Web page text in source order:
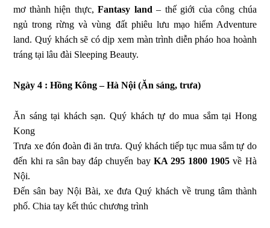
mơ thành hiện thực,Fantasy land – thế giới của công chúa
ngủ trong rừng và vùng đất phiêu lưu mạo hiểm Adventure
land. Quý khách sẽ có dịp xem màn trình diễn pháo hoa hoành
tráng tại lâu đài Sleeping Beauty.
Ngày 4 : Hồng Kông – Hà Nội (Ăn sáng, trưa)
Ăn sáng tại khách sạn. Quý khách tự do mua sắm tại Hong
Kong
Trưa xe đón đoàn đi ăn trưa. Quý khách tiếp tục mua sắm tự do
đến khi ra sân bay đáp chuyến bayKA 295 1800 1905 về Hà
Nội.
Đến sân bay Nội Bài, xe đưa Quý khách về trung tâm thành
phố. Chia tay kết thúc chương trình